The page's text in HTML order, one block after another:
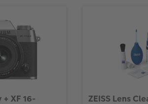
XF 16-
ZEISS Lens